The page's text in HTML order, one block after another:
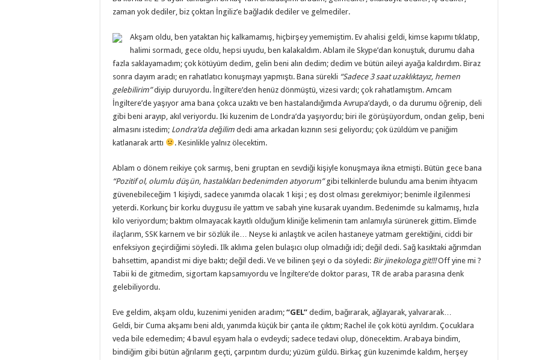
zaman yok dediler, biz çoktan İngiliz’e bağladık dediler ve gelmediler.
Akşam oldu, ben yataktan hiç kalkamamış, hiçbirşey yememiştim. Ev ahalisi geldi, kimse kapımı tıklatıp,
halimi sormadı, gece oldu, hepsi uyudu, ben kalakaldım. Ablam ile Skype’dan konuştuk, durumu daha
fazla saklayamadım; çok kötüyüm dedim, gelin beni alın dedim; dedim ve bütün aileyi ayağa kaldırdım. Biraz
sonra dayım aradı; en rahatlatıcı konuşmayı yapmıştı. Bana sürekli “Sadece 3 saat uzaklıktayız, hemen
gelebilirim”diyip duruyordu. İngiltere’den henüz dönmüştü, vizesi vardı; çok rahatlamıştım. Amcam
İngiltere’de yaşıyor ama bana çokca uzaktı ve ben hastalandığımda Avrupa’daydı, o da durumu öğrenip, deli
gibi beni arayıp, akıl veriyordu. Iki kuzenim de Londra’da yaşıyordu; biri ile görüşüyordum, ondan gelip, beni
almasını istedim; Londra’da değilim dedi ama arkadan kızının sesi geliyordu; çok üzüldüm ve paniğim
katlanarak arttı
. Kesinlikle yalnız ölecektim.
Ablam o dönem reikiye çok sarmış, beni gruptan en sevdiği kişiyle konuşmaya ikna etmişti. Bütün gece bana
“Pozitif ol, olumlu düşün, hastalıkları bedenimden atıyorum”gibi telkinlerde bulundu ama benim ihtyacım
güvenebileceğim 1 kişiydi, sadece yanımda olacak 1 kişi ; eş dost olması gerekmiyor; benimle ilgilenmesi
yeterdi. Korkunç bir korku duygusu ile yattım ve sabah yine kusarak uyandım. Bedenimde su kalmamış, hızla
kilo veriyordum; baktım olmayacak kayıtlı olduğum kliniğe kelimenin tam anlamıyla sürünerek gittim. Elimde
ilaçlarım, SSK karnem ve bir sözlük ile… Neyse ki anlaştık ve acilen hastaneye yatmam gerektiğini, ciddi bir
enfeksiyon geçirdiğimi söyledi. Ilk aklıma gelen bulaşıcı olup olmadığı idi; değil dedi. Sağ kasıktaki ağrımdan
bahsettim, apandist mi diye baktı; değil dedi. Ve ve bilinen şeyi o da söyledi: Bir jinekologa git!!!Off yine mi ?
Tabii ki de gitmedim, sigortam kapsamıyordu ve İngiltere’de doktor parası, TR de araba parasına denk
gelebiliyordu.
Eve geldim, akşam oldu, kuzenimi yeniden aradım; “GEL” dedim, bağırarak, ağlayarak, yalvararak…
Geldi, bir Cuma akşamı beni aldı, yanımda küçük bir çanta ile çıktım; Rachel ile çok kötü ayrıldım. Çocuklara
veda bile edemedim; 4 bavul eşyam hala o evdeydi; sadece tedavi olup, dönecektim. Arabaya bindim,
bindiğim gibi bütün ağrılarım geçti, çarpıntım durdu; yüzüm güldü. Birkaç gün kuzenimde kaldım, herşey